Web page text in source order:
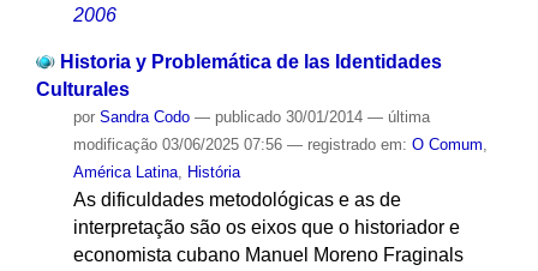
2006
Historia y Problemática de las Identidades
Culturales
por Sandra Codo — publicado30/01/2014 — última
modificação03/06/2025 07:56 — registrado em: O Comum,
América Latina, História
As dificuldades metodológicas e as de
interpretação são os eixos que o historiador e
economista cubano Manuel Moreno Fraginals